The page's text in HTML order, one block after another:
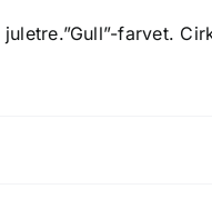
farvet.